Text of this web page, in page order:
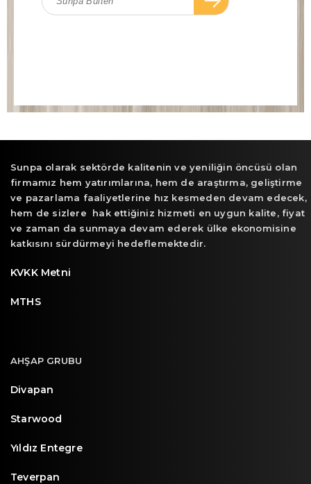
Sunpa olarak sektörde kalitenin ve yeniliğin öncüsü olan
firmamız hem yatırımlarına, hem de araştırma, geliştirme
ve pazarlama faaliyetlerine hız kesmeden devam edecek,
hem de sizlere hak ettiğiniz hizmeti en uygun kalite, fiyat
ve zaman da sunmaya devam ederek ülke ekonomisine
katkısını sürdürmeyi hedeflemektedir.
KVKK Metni
MTHS
AHŞAP GRUBU
Divapan
Starwood
Yıldız Entegre
Teverpan